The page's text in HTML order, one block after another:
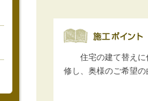
住宅の建て替えに
修し、奥様のご希望